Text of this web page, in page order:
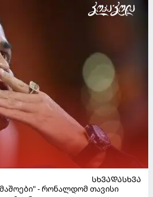
ᲡᲮᲕᲐᲓᲐᲡᲮᲕᲐ
- რონალდომ თავისი